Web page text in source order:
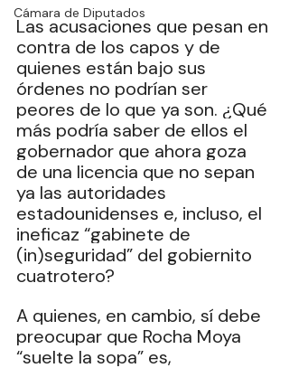
Cámara de Diputados
Las acusaciones que pesan en
contra de los capos y de
quienes están bajo sus
órdenes no podrían ser
peores de lo que ya son. ¿Qué
más podría saber de ellos el
gobernador que ahora goza
de una licencia que no sepan
ya las autoridades
estadounidenses e, incluso, el
ineficaz “gabinete de
(in)seguridad” del gobiernito
cuatrotero?
A quienes, en cambio, sí debe
preocupar que Rocha Moya
“suelte la sopa” es,